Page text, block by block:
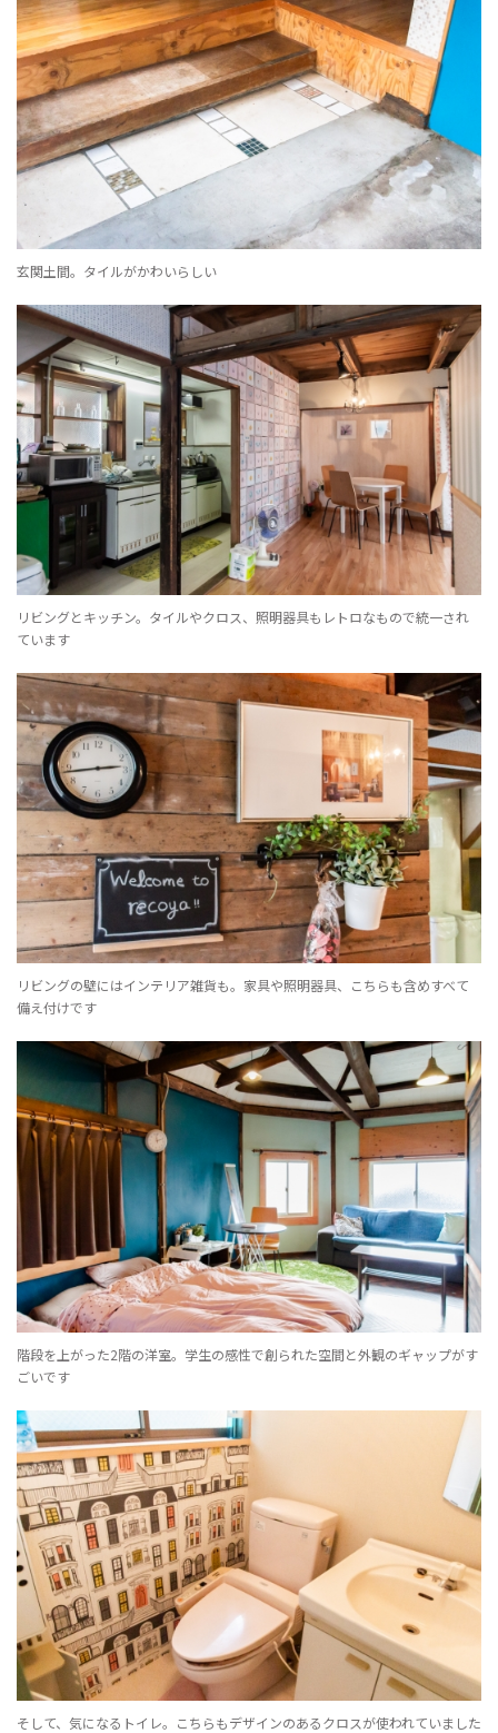
玄関土間。タイルがかわいらしい
リビングとキッチン。タイルやクロス、照明器具もレトロなもので統一され
ています
リビングの壁にはインテリア雑貨も。家具や照明器具、こちらも含めすべて
備え付けです
階段を上がった2階の洋室。学生の感性で創られた空間と外観のギャップがす
ごいです
そして、気になるトイレ。こちらもデザインのあるクロスが使われていました